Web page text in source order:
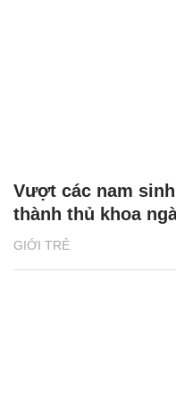
GIỚI TRẺ
Vượt các nam
thành thủ khoa